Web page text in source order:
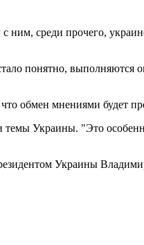
ним, среди прочего,
понятно, выполняются
обмен мнениями будет
Украины. "Это
Украины